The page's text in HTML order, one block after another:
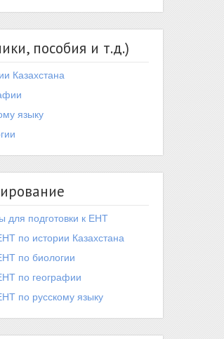
пособия и т.д.)
Казахстана
языку
для подготовки к ЕНТ
по истории Казахстана
по биологии
по географии
по русскому языку